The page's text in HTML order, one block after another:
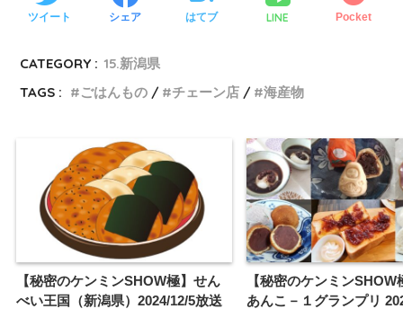
ツイート シェア はてブ LINE Pocket
CATEGORY : 15.新潟県
TAGS :
ごはんもの チェーン店 海産物
【秘密のケンミンSHOW極】せん
べい王国（新潟県）2024/12/5放送
【秘密のケンミンSHOW
あんこ－１グランプリ